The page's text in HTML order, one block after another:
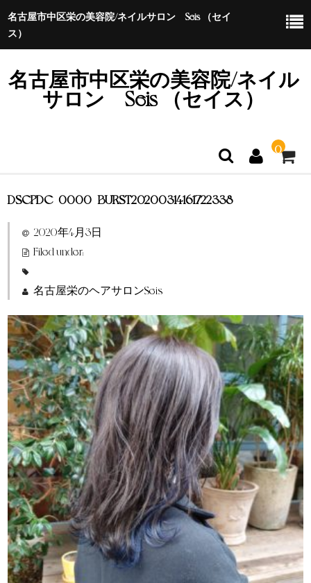
名古屋市中区栄の美容院/ネイルサロン Seis （セイ
ス）
名古屋市中区栄の美容院/ネイル
サロン Seis （セイス）
0
ホーム
特定商取引法に基づく表示
DSCPDC_0000_BURST20200314161722338
2020年4月3日
Filed under:
名古屋栄のヘアサロンSeis